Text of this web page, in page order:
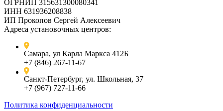
ОГРНИП 315631300080341
ИНН 631936208838
ИП Прокопов Сергей Алексеевич
Адреса установочных центров:
Самара, ул Карла Маркса 412Б
+7 (846) 267-11-67
Санкт-Петербург, ул. Школьная, 37
+7 (967) 727-11-66
Политика конфиденциальности